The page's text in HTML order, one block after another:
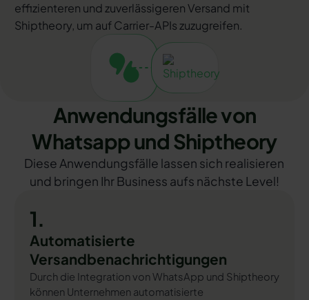
effizienteren und zuverlässigeren Versand mit
Shiptheory, um auf Carrier-APIs zuzugreifen.
Anwendungsfälle von
Whatsapp und Shiptheory
Diese Anwendungsfälle lassen sich realisieren
und bringen Ihr Business aufs nächste Level!
1.
Automatisierte
Versandbenachrichtigungen
Durch die Integration von WhatsApp und Shiptheory
können Unternehmen automatisierte